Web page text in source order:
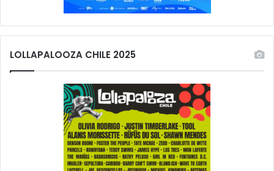
LOLLAPALOOZA CHILE 2025